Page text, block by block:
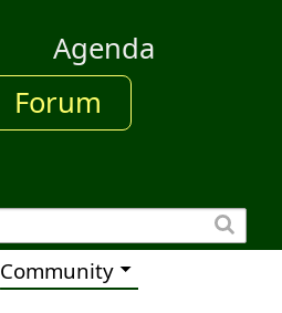
Agenda
Forum
Community